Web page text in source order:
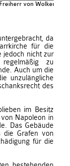
von Wolkenstein -
da
für die
jedoch nicht zur
zu
Auch um die
unzulängliche
des
im Besitz
Napoleon in
Das Gebäude
die Grafen von
für die